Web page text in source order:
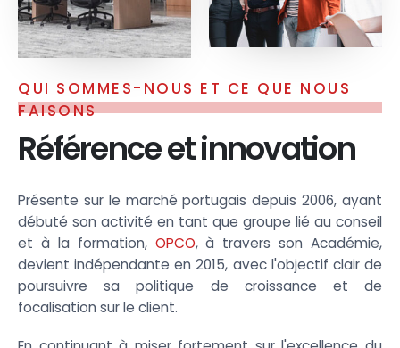
QUI SOMMES-NOUS ET CE QUE NOUS
FAISONS
Référence et innovation
Présente sur le marché portugais depuis 2006, ayant
débuté son activité en tant que groupe lié au conseil
et à la formation, OPCO, à travers son Académie,
devient indépendante en 2015, avec l'objectif clair de
poursuivre sa politique de croissance et de
focalisation sur le client.